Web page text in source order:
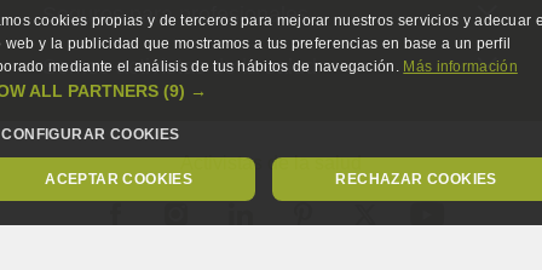
Seguros para profesionales
Somos activistas de la salud
Activistas de la salud
SPANISH
SPANISH
GERMAN
cookies propias y de terceros para mejorar nuestros servicios y adecuar
web y la publicidad que mostramos a tus preferencias en base a un perfil
mediante el análisis de tus hábitos de navegación. Más información
ALL PARTNERS (9) →
CONFIGURAR COOKIES
ACEPTAR COOKIES RECHAZAR COOKIES